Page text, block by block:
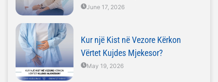
June 17, 2026
Kur një Kist në Vezore Kërkon
Vërtet Kujdes Mjekesor?
May 19, 2026